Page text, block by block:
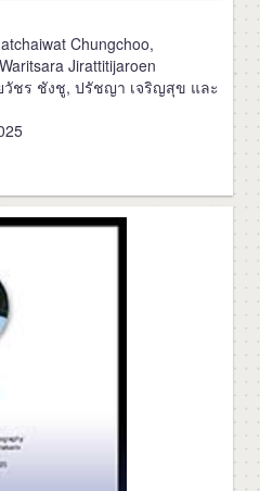
Chungchoo,
Jirattitijaroen
ชร ชังชู, ปรัชญา เจริญสุข และ